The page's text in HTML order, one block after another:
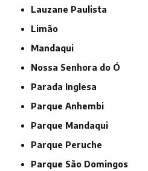
Lauzane Paulista
Limão
Mandaqui
Nossa Senhora do Ó
Parada Inglesa
Parque Anhembi
Parque Mandaqui
Parque Peruche
Parque São Domingos